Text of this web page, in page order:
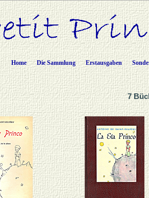
Home Die Sammlung Erstausgaben
7